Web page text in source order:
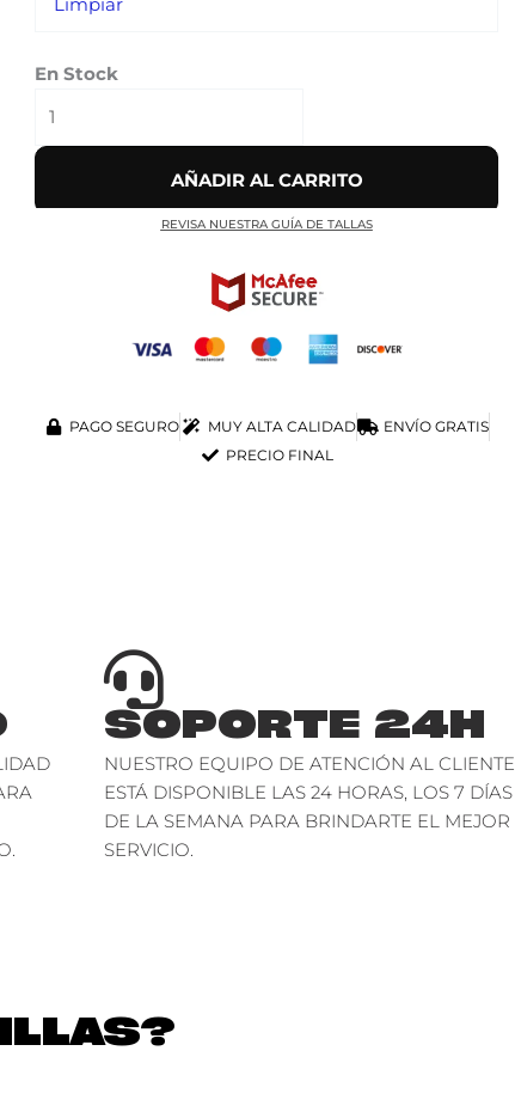
En Stock
AÑADIR AL CARRITO
REVISA NUESTRA GUÍA DE TALLAS
PAGO SEGURO MUY ALTA CALIDAD
ENVÍO GRATIS
PRECIO FINAL
SOPORTE 24H
NUESTRO EQUIPO DE ATENCIÓN AL CLIENTE
ESTÁ DISPONIBLE LAS 24 HORAS, LOS 7 DÍAS
DE LA SEMANA PARA BRINDARTE EL MEJOR
SERVICIO.